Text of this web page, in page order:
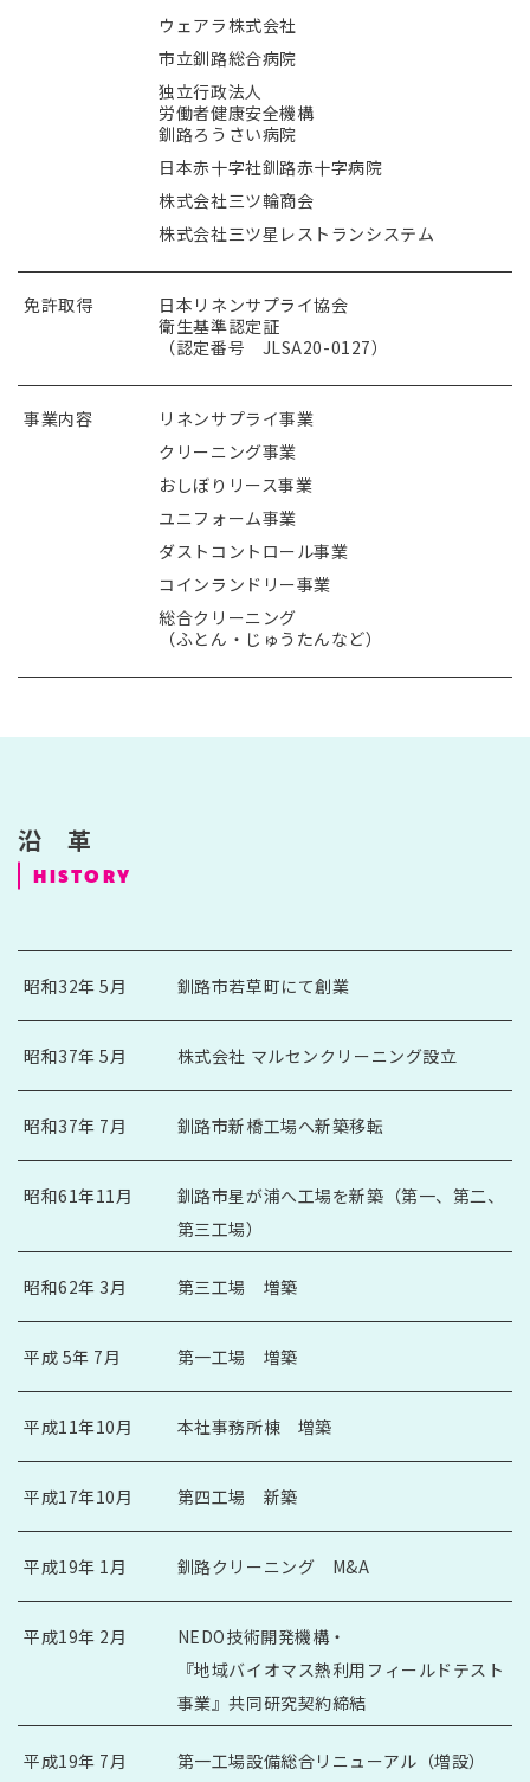
ウェアラ株式会社
市立釧路総合病院
独立行政法人
労働者健康安全機構
釧路ろうさい病院
日本赤十字社釧路赤十字病院
株式会社三ツ輪商会
株式会社三ツ星レストランシステム
免許取得
日本リネンサプライ協会
衛生基準認定証
（認定番号 JLSA20-0127）
事業内容
リネンサプライ事業
クリーニング事業
おしぼりリース事業
ユニフォーム事業
ダストコントロール事業
コインランドリー事業
総合クリーニング
（ふとん・じゅうたんなど）
沿 革
HISTORY
昭和32年 5月 釧路市若草町にて創業
昭和37年 5月 株式会社 マルセンクリーニング設立
昭和37年 7月 釧路市新橋工場へ新築移転
昭和61年11月
釧路市星が浦へ工場を新築（第一、第二、
第三工場）
昭和62年 3月 第三工場 増築
平成 5年 7月 第一工場 増築
平成11年10月 本社事務所棟 増築
平成17年10月 第四工場 新築
平成19年 1月 釧路クリーニング M&A
平成19年 2月
NEDO技術開発機構・
『地域バイオマス熱利用フィールドテスト
事業』共同研究契約締結
平成19年 7月 第一工場設備総合リニューアル（増設）